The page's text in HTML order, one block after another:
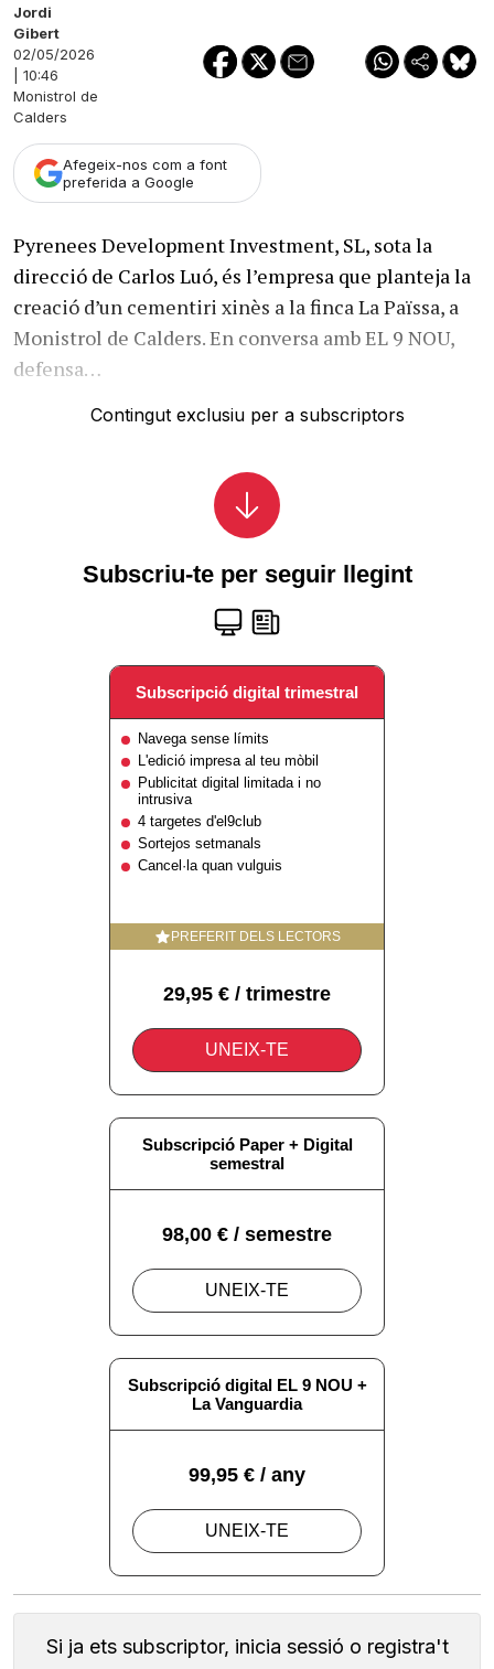
Jordi
Gibert
02/05/2026
| 10:46
Monistrol de
Calders
Afegeix-nos com a font
preferida a Google
Pyrenees Development Investment, SL, sota la
direcció de Carlos Luó, és l’empresa que planteja la
creació d’un cementiri xinès a la finca La Païssa, a
Monistrol de Calders. En conversa amb EL 9 NOU,
defensa…
Contingut exclusiu per a subscriptors
Si ja ets subscriptor, inicia sessió o registra't